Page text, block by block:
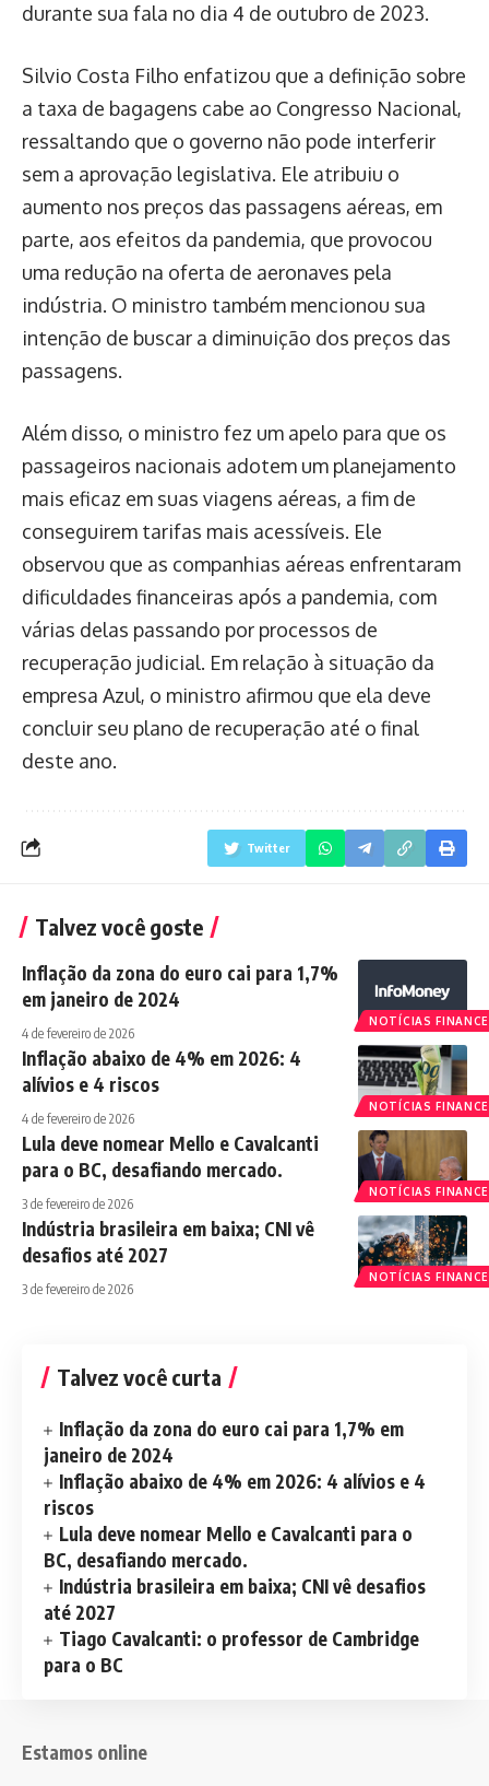
durante sua fala no dia 4 de outubro de 2023.
Silvio Costa Filho enfatizou que a definição sobre
a taxa de bagagens cabe ao Congresso Nacional,
ressaltando que o governo não pode interferir
sem a aprovação legislativa. Ele atribuiu o
aumento nos preços das passagens aéreas, em
parte, aos efeitos da pandemia, que provocou
uma redução na oferta de aeronaves pela
indústria. O ministro também mencionou sua
intenção de buscar a diminuição dos preços das
passagens.
Além disso, o ministro fez um apelo para que os
passageiros nacionais adotem um planejamento
mais eficaz em suas viagens aéreas, a fim de
conseguirem tarifas mais acessíveis. Ele
observou que as companhias aéreas enfrentaram
dificuldades financeiras após a pandemia, com
várias delas passando por processos de
recuperação judicial. Em relação à situação da
empresa Azul, o ministro afirmou que ela deve
concluir seu plano de recuperação até o final
deste ano.
Twitter
Talvez você goste
NOTÍCIAS
Inflação da zona do euro cai para 1,7%
em janeiro de 2024
4 de fevereiro de 2026
NOTÍCIAS
Inflação abaixo de 4% em 2026: 4
alívios e 4 riscos
4 de fevereiro de 2026
NOTÍCIAS
Lula deve nomear Mello e Cavalcanti
para o BC, desafiando mercado.
3 de fevereiro de 2026
NOTÍCIAS
Indústria brasileira em baixa; CNI vê
desafios até 2027
3 de fevereiro de 2026
Talvez você curta
Inflação da zona do euro cai para 1,7% em
janeiro de 2024
Inflação abaixo de 4% em 2026: 4 alívios e 4
riscos
Lula deve nomear Mello e Cavalcanti para o
BC, desafiando mercado.
Indústria brasileira em baixa; CNI vê desafios
até 2027
Tiago Cavalcanti: o professor de Cambridge
para o BC
Estamos online